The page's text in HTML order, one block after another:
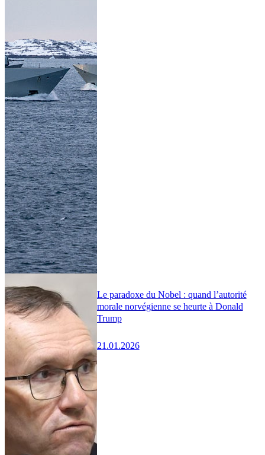
Le paradoxe du Nobel : quand l’autorité
morale norvégienne se heurte à Donald
Trump
21.01.2026